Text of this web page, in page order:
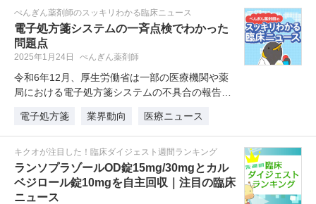
ぺんぎん薬剤師のスッキリわかる臨床ニュース
電子処方箋システムの一斉点検でわかった
問題点
2025年1月24日 ぺんぎん薬剤師
令和6年12月、厚生労働省は一部の医療機関や薬
局における電子処方箋システムの不具合の報告を
電子処方箋
業界動向 医療ニュース
キクオが注目した！臨床ダイジェスト週間ランキング
ランソプラゾールOD錠15mg/30mgとカル
ベジロール錠10mgを自主回収｜注目の臨床
ニュース